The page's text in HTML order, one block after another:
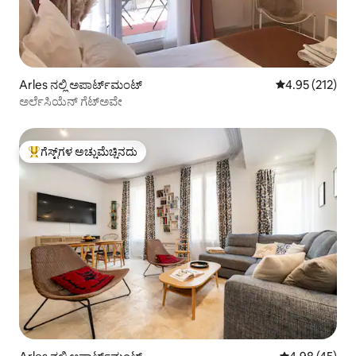
Arles ನಲ್ಲಿ ಅಪಾರ್ಟ್‌ಮಂಟ್ 5 ರಲ್ಲಿ 4.95
4.95 (212)
ಅರ್ಲೆಸಿಯೆನ್ ಗೆಟ್‌ಅವೇ
ಗೆಸ್ಟ್‌ಗಳಿಗೆ ಅತಿ ಹೆಚ್ಚು ಅಚ್ಚುಮೆಚ್ಚಿನದು
ಗೆಸ್ಟ್‌ಗಳ ಅಚ್ಚುಮೆಚ್ಚಿನದು